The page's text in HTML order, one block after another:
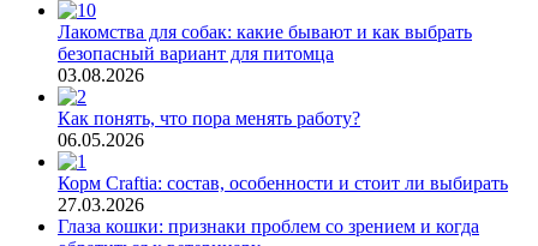
Лакомства для собак: какие бывают и как выбрать
безопасный вариант для питомца
03.08.2026
Как понять, что пора менять работу?
06.05.2026
Корм Craftia: состав, особенности и стоит ли выбирать
27.03.2026
Глаза кошки: признаки проблем со зрением и когда